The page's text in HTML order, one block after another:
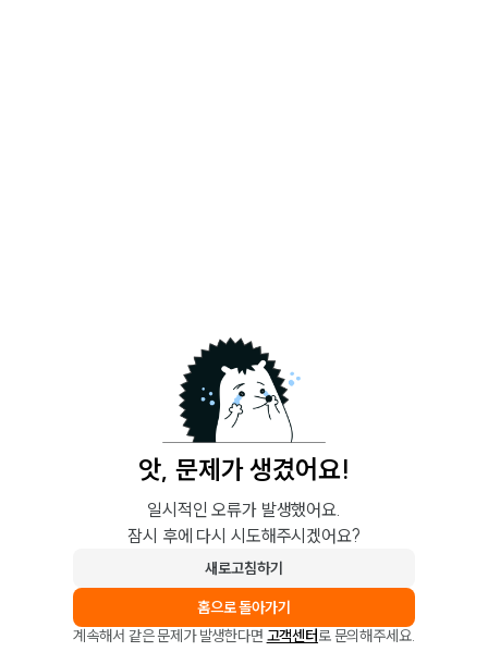
앗, 문제가 생겼어요!
일시적인 오류가 발생했어요.
잠시 후에 다시 시도해주시겠어요?
새로고침하기
홈으로 돌아가기
계속해서 같은 문제가 발생한다면 고객센터로 문의해주세요.